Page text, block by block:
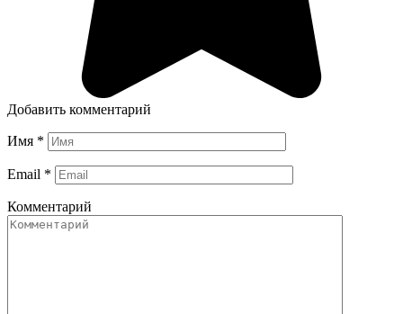
Добавить комментарий
Имя *
Email *
Комментарий